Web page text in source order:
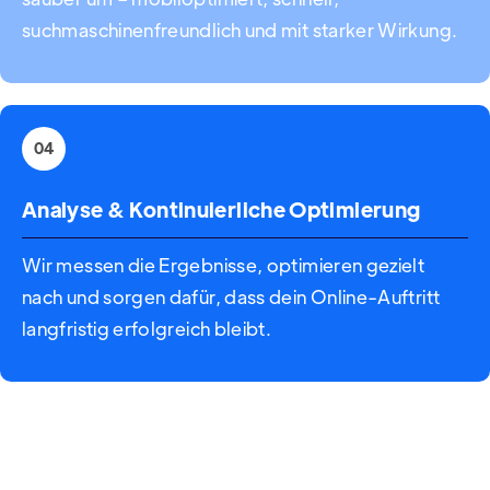
suchmaschinenfreundlich und mit starker Wirkung.
04
Analyse & Kontinuierliche Optimierung
Wir messen die Ergebnisse, optimieren gezielt
nach und sorgen dafür, dass dein Online-Auftritt
langfristig erfolgreich bleibt.